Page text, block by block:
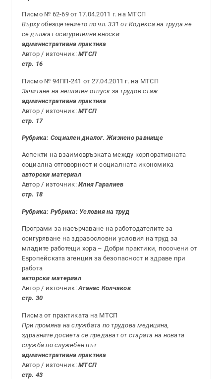
Писмо № 62-69 от 17.04.2011 г. на МТСП
Върху обезщетението по чл. 331 от Кодекса на труда не
се дължат осигурителни вноски
административна практика
Автор / източник:МТСП
стр. 16
Писмо № 94ПП-241 от 27.04.2011 г. на МТСП
Зачитане на неплатен отпуск за трудов стаж
административна практика
Автор / източник:МТСП
стр. 17
Рубрика: Социален диалог. Жизнено равнище
Аспекти на взаимовръзката между корпоративната
социална отговорност и социалната икономика
авторски материал
Автор / източник:Илия Гаралиев
стр. 18
Рубрика: Рубрика: Условия на труд
Програми за насърчаване на работодателите за
осигуряване на здравословни условия на труд за
младите работещи хора – Добри практики, посочени от
Европейската агенция за безопасност и здраве при
работа
авторски материал
Автор / източник:Атанас Колчаков
стр. 30
Писма от практиката на МТСП
При промяна на службата по трудова медицина,
здравните досиета се предават от старата на новата
служба по служебен път
административна практика
Автор / източник:МТСП
стр. 43